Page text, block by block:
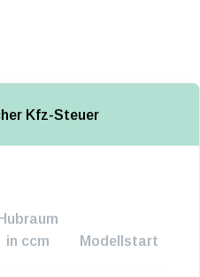
Kfz-Steuer
Hubraum
in ccm
Modellstart